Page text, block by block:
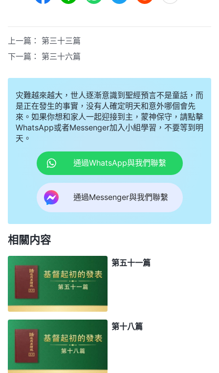
上一篇： 第三十三篇
下一篇： 第三十六篇
灾難越來越大，世人逐漸意識到聖經預言不是童話，而
是正在發生的事實，没有人確定明天和意外哪個會先
來。如果你想和家人一起迎接到主，蒙神保守，請點擊
WhatsApp或者Messenger加入小組學習，不要等到明
天。
通過WhatsApp與我們聯繫
通過Messenger與我們聯繫
相關内容
第五十一篇
第十八篇